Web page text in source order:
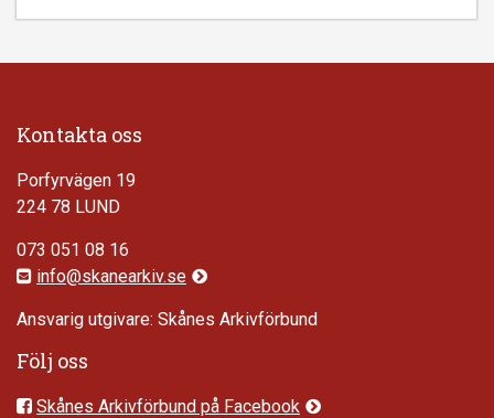
Kontakta oss
Porfyrvägen 19
224 78 LUND
073 051 08 16
info@skanearkiv.se
Ansvarig utgivare: Skånes Arkivförbund
Följ oss
Skånes Arkivförbund på Facebook